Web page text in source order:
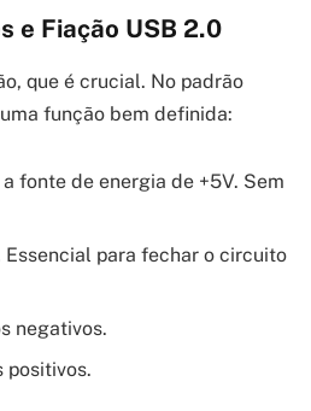
e Fiação USB 2.0
que é crucial. No padrão
função bem definida:
a fonte de energia de +5V. Sem
Essencial para fechar o circuito
negativos.
positivos.